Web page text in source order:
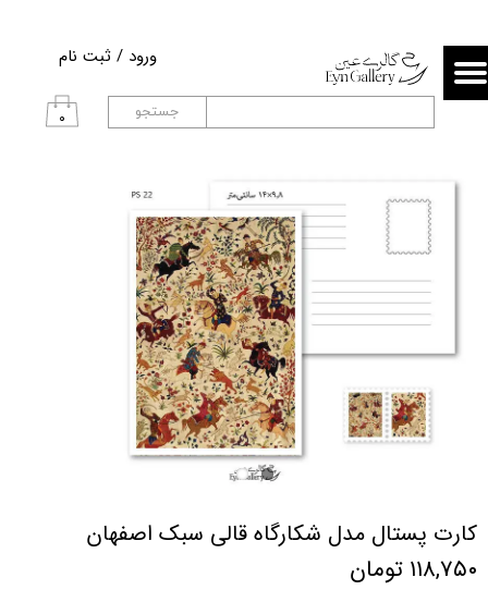
۰
ورود / ثبت نام
حساب کاربری من
تغییر گذر واژه
خروج از حساب کاربری
جستجو
کارت پستال مدل شکارگاه قالی سبک اصفهان
۱۱۸,۷۵۰ تومان